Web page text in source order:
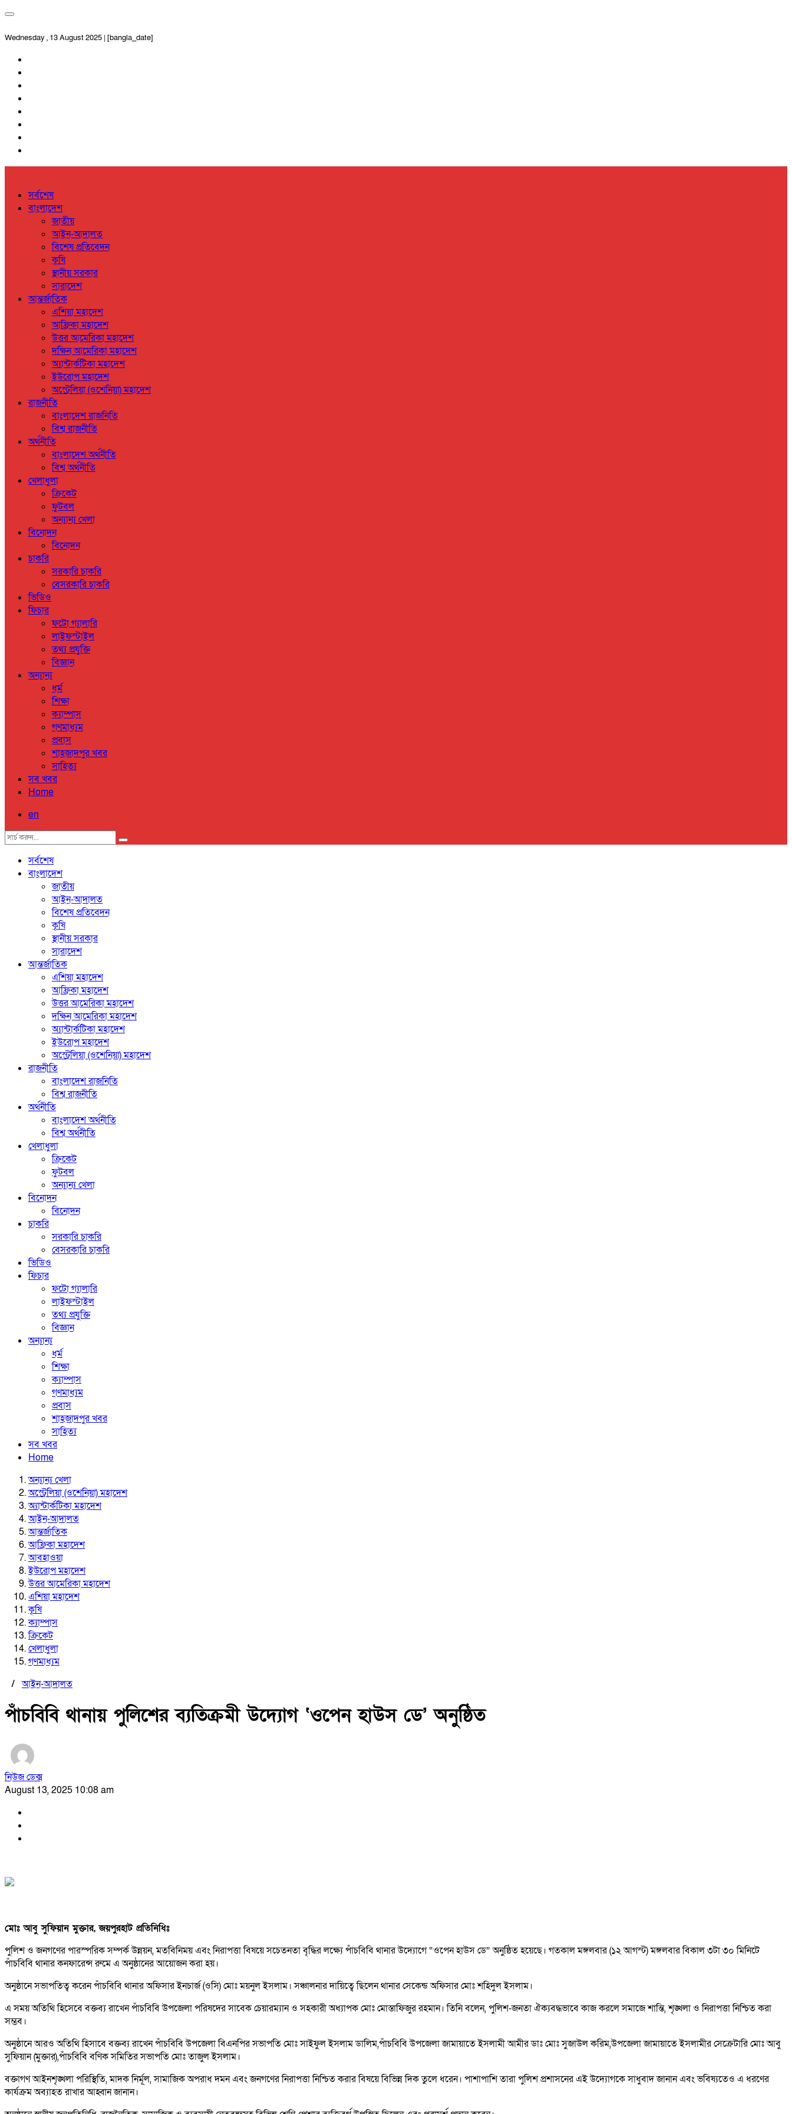
Wednesday , 13 August 2025 | [bangla_date]
সর্বশেষ
বাংলাদেশ
জাতীয়
আইন-আদালত
বিশেষ প্রতিবেদন
কৃষি
স্থানীয় সরকার
সারাদেশ
আন্তর্জাতিক
এশিয়া মহাদেশ
আফ্রিকা মহাদেশ
উত্তর আমেরিকা মহাদেশ
দক্ষিন আমেরিকা মহাদেশ
অ্যান্টার্কটিকা মহাদেশ
ইউরোপ মহাদেশ
অস্ট্রেলিয়া (ওশেনিয়া) মহাদেশ
রাজনীতি
বাংলাদেশ রাজনিতি
বিশ্ব রাজনীতি
অর্থনীতি
বাংলাদেশ অর্থনীতি
বিশ্ব অর্থনীতি
খেলাধুলা
ক্রিকেট
ফুটবল
অন্যান্য খেলা
বিনোদন
বিনোদন
চাকরি
সরকারি চাকরি
বেসরকারি চাকরি
ভিডিও
ফিচার
ফটো গ্যালারি
লাইফস্টাইল
তথ্য প্রযুক্তি
বিজ্ঞান
অন্যান্য
ধর্ম
শিক্ষা
ক্যাম্পাস
গণমাধ্যম
প্রবাস
শাহজাদপুর খবর
সাহিত্য
সব খবর
Home
en
সর্বশেষ
বাংলাদেশ
জাতীয়
আইন-আদালত
বিশেষ প্রতিবেদন
কৃষি
স্থানীয় সরকার
সারাদেশ
আন্তর্জাতিক
এশিয়া মহাদেশ
আফ্রিকা মহাদেশ
উত্তর আমেরিকা মহাদেশ
দক্ষিন আমেরিকা মহাদেশ
অ্যান্টার্কটিকা মহাদেশ
ইউরোপ মহাদেশ
অস্ট্রেলিয়া (ওশেনিয়া) মহাদেশ
রাজনীতি
বাংলাদেশ রাজনিতি
বিশ্ব রাজনীতি
অর্থনীতি
বাংলাদেশ অর্থনীতি
বিশ্ব অর্থনীতি
খেলাধুলা
ক্রিকেট
ফুটবল
অন্যান্য খেলা
বিনোদন
বিনোদন
চাকরি
সরকারি চাকরি
বেসরকারি চাকরি
ভিডিও
ফিচার
ফটো গ্যালারি
লাইফস্টাইল
তথ্য প্রযুক্তি
বিজ্ঞান
অন্যান্য
ধর্ম
শিক্ষা
ক্যাম্পাস
গণমাধ্যম
প্রবাস
শাহজাদপুর খবর
সাহিত্য
সব খবর
Home
অন্যান্য খেলা
অস্ট্রেলিয়া (ওশেনিয়া) মহাদেশ
অ্যান্টার্কটিকা মহাদেশ
আইন-আদালত
আন্তর্জাতিক
আফ্রিকা মহাদেশ
আবহাওয়া
ইউরোপ মহাদেশ
উত্তর আমেরিকা মহাদেশ
এশিয়া মহাদেশ
কৃষি
ক্যাম্পাস
ক্রিকেট
খেলাধুলা
গণমাধ্যম
/আইন-আদালত
পাঁচবিবি থানায় পুলিশের ব্যতিক্রমী উদ্যোগ ‘ওপেন হাউস ডে’ অনুষ্ঠিত
নিউজ ডেক্স
August 13, 2025 10:08 am
মোঃ আবু সুফিয়ান মুক্তার, জয়পুরহাট প্রতিনিধিঃ
পুলিশ ও জনগণের পারস্পরিক সম্পর্ক উন্নয়ন, মতবিনিময় এবং নিরাপত্তা বিষয়ে সচেতনতা বৃদ্ধির লক্ষ্যে পাঁচবিবি থানার উদ্যোগে “ওপেন হাউস ডে” অনুষ্ঠিত হয়েছে। গতকাল মঙ্গলবার (১২ আগস্ট) মঙ্গলবার বিকাল ৩টা ৩০ মিনিটে
পাঁচবিবি থানার কনফারেন্স রুমে এ অনুষ্ঠানের আয়োজন করা হয়।
অনুষ্ঠানে সভাপতিত্ব করেন পাঁচবিবি থানার অফিসার ইনচার্জ (ওসি) মোঃ ময়নুল ইসলাম। সঞ্চালনার দায়িত্বে ছিলেন থানার সেকেন্ড অফিসার মোঃ শহিদুল ইসলাম।
এ সময় অতিথি হিসেবে বক্তব্য রাখেন পাঁচবিবি উপজেলা পরিষদের সাবেক চেয়ারম্যান ও সহকারী অধ্যাপক মোঃ মোস্তাফিজুর রহমান। তিনি বলেন, পুলিশ-জনতা ঐক্যবদ্ধভাবে কাজ করলে সমাজে শান্তি, শৃঙ্খলা ও নিরাপত্তা নিশ্চিত করা
সম্ভব।
অনুষ্ঠানে আরও অতিথি হিসাবে বক্তব্য রাখেন পাঁচবিবি উপজেলা বিএনপির সভাপতি মোঃ সাইফুল ইসলাম ডালিম,পাঁচবিবি উপজেলা জামায়াতে ইসলামী আমীর ডাঃ মোঃ সুজাউল করিম,উপজেলা জামায়াতে ইসলামীর সেক্রেটারি মোঃ আবু
সুফিয়ান (মুক্তার),পাঁচবিবি বণিক সমিতির সভাপতি মোঃ তাজুল ইসলাম।
বক্তাগণ আইনশৃঙ্খলা পরিস্থিতি, মাদক নির্মূল, সামাজিক অপরাধ দমন এবং জনগণের নিরাপত্তা নিশ্চিত করার বিষয়ে বিভিন্ন দিক তুলে ধরেন। পাশাপাশি তারা পুলিশ প্রশাসনের এই উদ্যোগকে সাধুবাদ জানান এবং ভবিষ্যতেও এ ধরণের
কার্যক্রম অব্যাহত রাখার আহ্বান জানান।